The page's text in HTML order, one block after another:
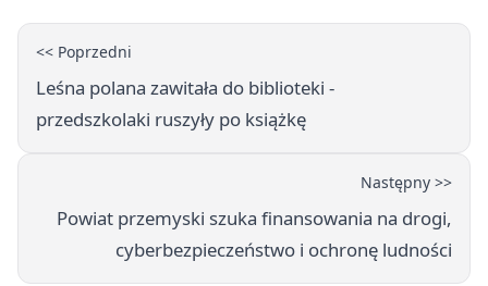
<< Poprzedni
Leśna polana zawitała do biblioteki -
przedszkolaki ruszyły po książkę
Następny >>
Powiat przemyski szuka finansowania na drogi,
cyberbezpieczeństwo i ochronę ludności